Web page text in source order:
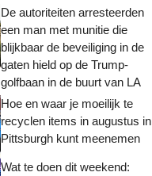
De autoriteiten arresteerden
een man met munitie die
blijkbaar de beveiliging in de
gaten hield op de Trump-
golfbaan in de buurt van LA
Hoe en waar je moeilijk te
recyclen items in augustus in
Pittsburgh kunt meenemen
Wat te doen dit weekend: